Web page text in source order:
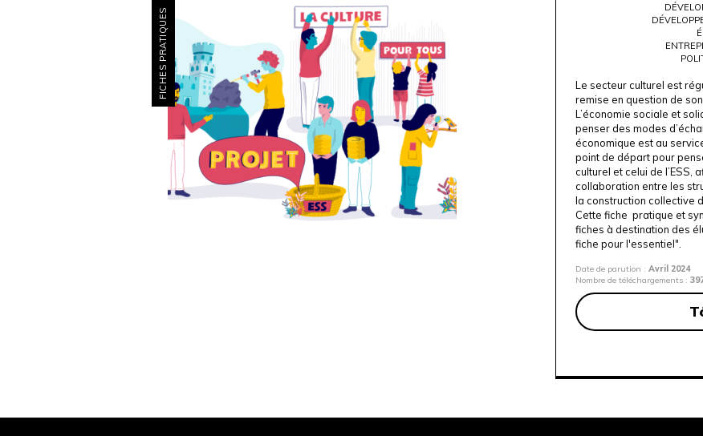
FICHES PRATIQUES
Le secteur culturel est
remise en question de
L’économie sociale et
penser des modes
économique est au
point de départ pour
culturel et celui de l’ESS,
collaboration entre les
la construction collective
Cette fiche pratique et
fiches à destination des
fiche pour l'essentiel".
Date de parution : Avril 2024
Nombre de téléchargements :